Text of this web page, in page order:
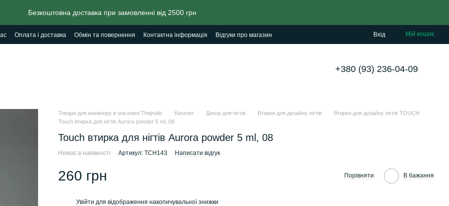
Безкоштовна доставка при замовленні від 2500 грн
Оплата і доставка Обмін та повернення Контактна інформація Відгуки про магазин Вхід Мій кошик
+380 (93) 236-04-09
Товари для манікюру в магазині Thejnails Каталог Декор для нігтів Втирки для дизайну нігтів
Втирки для дизайну нігтів TOUCH
Touch втирка для нігтів Aurora powder 5 ml, 08
Touch втирка для нігтів Aurora powder 5 ml, 08
Немає в наявності Артикул: TCH143 Написати відгук
260 грн Порівняти В бажання
Увійти для відображення накопичувальної знижки